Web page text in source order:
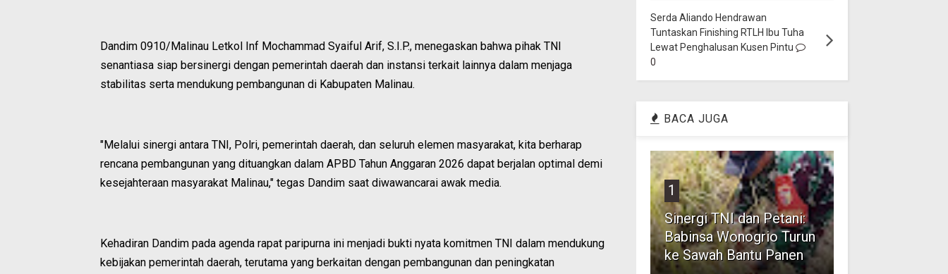
Dandim 0910/Malinau Letkol Inf Mochammad Syaiful Arif, S.I.P., menegaskan bahwa pihak TNI
senantiasa siap bersinergi dengan pemerintah daerah dan instansi terkait lainnya dalam menjaga
stabilitas serta mendukung pembangunan di Kabupaten Malinau.
"Melalui sinergi antara TNI, Polri, pemerintah daerah, dan seluruh elemen masyarakat, kita berharap
rencana pembangunan yang dituangkan dalam APBD Tahun Anggaran 2026 dapat berjalan optimal demi
kesejahteraan masyarakat Malinau," tegas Dandim saat diwawancarai awak media.
Kehadiran Dandim pada agenda rapat paripurna ini menjadi bukti nyata komitmen TNI dalam mendukung
kebijakan pemerintah daerah, terutama yang berkaitan dengan pembangunan dan peningkatan
Serda Aliando Hendrawan
Tuntaskan Finishing RTLH Ibu Tuha
Lewat Penghalusan Kusen Pintu
0
BACA JUGA
1
Sinergi TNI dan Petani:
Babinsa Wonogrio Turun
ke Sawah Bantu Panen